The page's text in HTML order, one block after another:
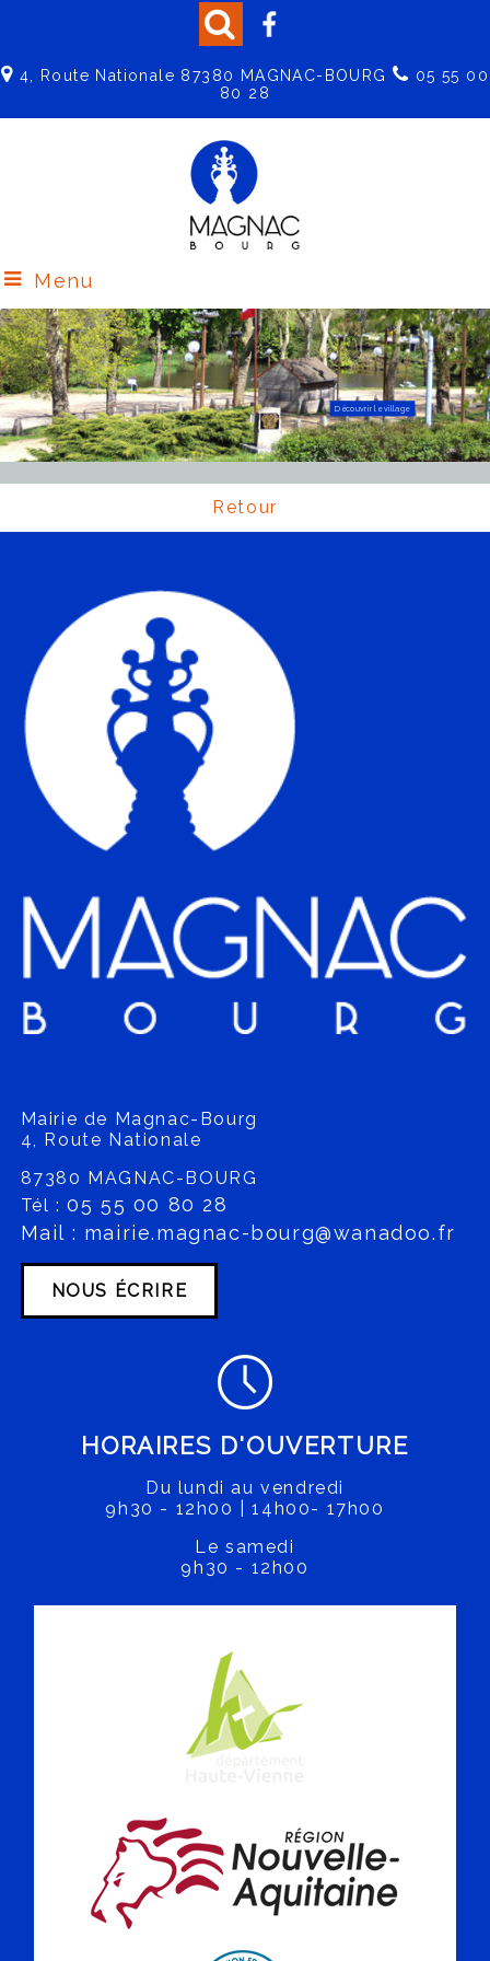
4, Route Nationale 87380 MAGNAC-BOURG
05 55 00
80 28
Menu
Découvrir le village
Effectuez vos démarches en ligne
Découvrir le Centre de Loisirs
Retour
Mairie de Magnac-Bourg
4, Route Nationale
87380 MAGNAC-BOURG
Tél :05 55 00 80 28
Mail : mairie.magnac-bourg@wanadoo.fr
NOUS ÉCRIRE
HORAIRES D'OUVERTURE
Du lundi au vendredi
9h30 - 12h00 | 14h00- 17h00
Le samedi
9h30 - 12h00